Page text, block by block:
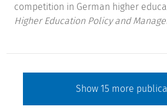
competition in German higher
Higher Education Policy and
Show 15 more